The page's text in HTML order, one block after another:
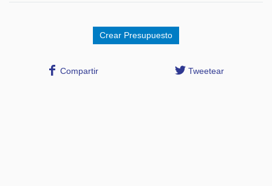
Compartir Tweetear